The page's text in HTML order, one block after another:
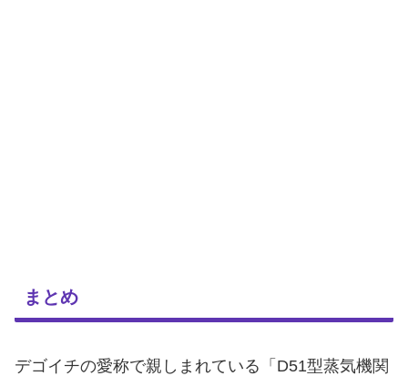
まとめ
デゴイチの愛称で親しまれている「D51型蒸気機関